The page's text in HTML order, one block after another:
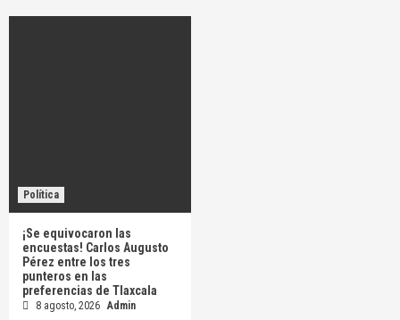
Política
¡Se equivocaron las
encuestas! Carlos Augusto
Pérez entre los tres
punteros en las
preferencias de Tlaxcala
8 agosto, 2026 Admin